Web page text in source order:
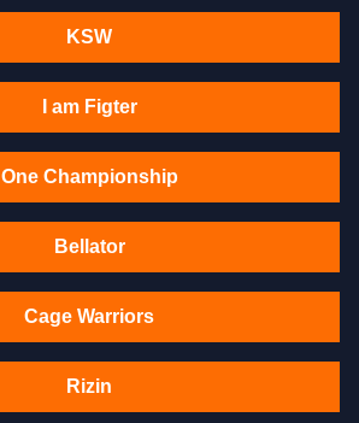
KSW
I am Figter
One Championship
Bellator
Cage Warriors
Rizin